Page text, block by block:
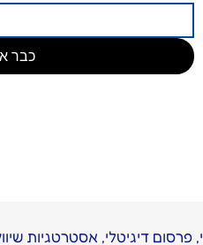
כבר
פרסום דיגיטלי, אסטרטגיות